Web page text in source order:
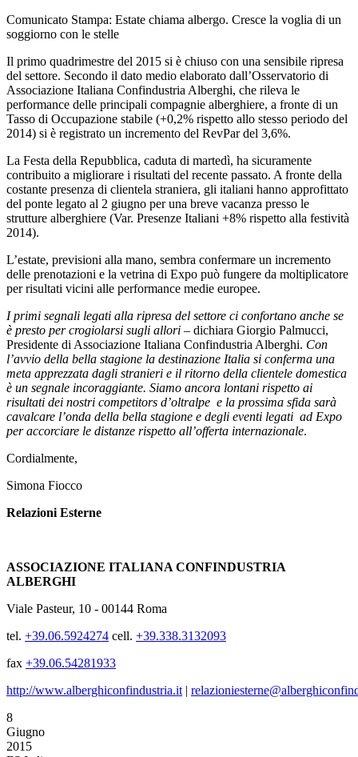
Comunicato Stampa: Estate chiama albergo. Cresce la voglia di un
soggiorno con le stelle
Il primo quadrimestre del 2015 si è chiuso con una sensibile ripresa
del settore. Secondo il dato medio elaborato dall’Osservatorio di
Associazione Italiana Confindustria Alberghi, che rileva le
performance delle principali compagnie alberghiere, a fronte di un
Tasso di Occupazione stabile (+0,2% rispetto allo stesso periodo del
2014) si è registrato un incremento del RevPar del 3,6%.
La Festa della Repubblica, caduta di martedì, ha sicuramente
contribuito a migliorare i risultati del recente passato. A fronte della
costante presenza di clientela straniera, gli italiani hanno approfittato
del ponte legato al 2 giugno per una breve vacanza presso le
strutture alberghiere (Var. Presenze Italiani +8% rispetto alla festività
2014).
L’estate, previsioni alla mano, sembra confermare un incremento
delle prenotazioni e la vetrina di Expo può fungere da moltiplicatore
per risultati vicini alle performance medie europee.
I primi segnali legati alla ripresa del settore ci confortano anche se
è presto per crogiolarsi sugli allori – dichiara Giorgio Palmucci,
Presidente di Associazione Italiana Confindustria Alberghi. Con
l’avvio della bella stagione la destinazione Italia si conferma una
meta apprezzata dagli stranieri e il ritorno della clientele domestica
è un segnale incoraggiante. Siamo ancora lontani rispetto ai
risultati dei nostri competitors d’oltralpe e la prossima sfida sarà
cavalcare l’onda della bella stagione e degli eventi legati ad Expo
per accorciare le distanze rispetto all’offerta internazionale.
Cordialmente,
Simona Fiocco
Relazioni Esterne
ASSOCIAZIONE ITALIANA CONFINDUSTRIA
ALBERGHI
Viale Pasteur, 10 - 00144 Roma
tel. +39.06.5924274 cell. +39.338.3132093
fax +39.06.54281933
http://www.alberghiconfindustria.it |
8
Giugno
2015